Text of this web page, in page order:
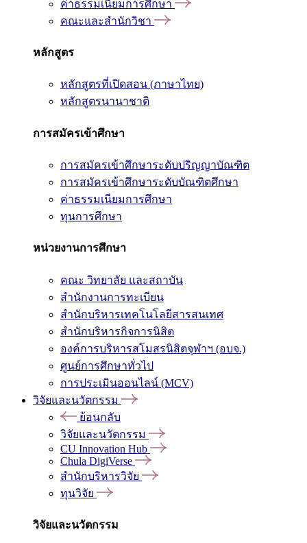
ค่าธรรมเนียมการศึกษา
คณะและสำนักวิชา
หลักสูตร
หลักสูตรที่เปิดสอน (ภาษาไทย)
หลักสูตรนานาชาติ
การสมัครเข้าศึกษา
การสมัครเข้าศึกษาระดับปริญญาบัณฑิต
การสมัครเข้าศึกษาระดับบัณฑิตศึกษา
ค่าธรรมเนียมการศึกษา
ทุนการศึกษา
หน่วยงานการศึกษา
คณะ วิทยาลัย และสถาบัน
สำนักงานการทะเบียน
สำนักบริหารเทคโนโลยีสารสนเทศ
สำนักบริหารกิจการนิสิต
องค์การบริหารสโมสรนิสิตจุฬาฯ (อบจ.)
ศูนย์การศึกษาทั่วไป
การประเมินออนไลน์ (MCV)
วิจัยและนวัตกรรม
ย้อนกลับ
วิจัยและนวัตกรรม
CU Innovation Hub
Chula DigiVerse
สำนักบริหารวิจัย
ทุนวิจัย
วิจัยและนวัตกรรม